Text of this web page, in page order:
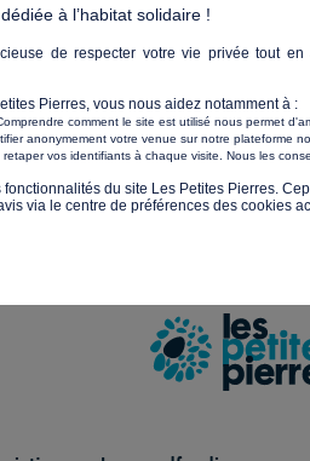
et les nouveaux projets solidaires
la gestion de vos données et vos
à l’habitat solidaire !
de respecter votre vie privée tout
Pierres, vous nous aidez notamment à :
comment le site est utilisé nous permet
anonymement votre venue sur notre plateforme
retaper vos identifiants à chaque visite. Nous les
fonctionnalités du site Les Petites Pierres.
via le centre de préférences des cookies